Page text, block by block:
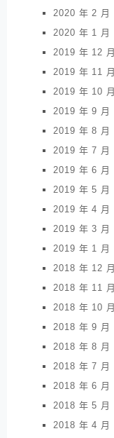
2020 年 2 月
2020 年 1 月
2019 年 12 月
2019 年 11 月
2019 年 10 月
2019 年 9 月
2019 年 8 月
2019 年 7 月
2019 年 6 月
2019 年 5 月
2019 年 4 月
2019 年 3 月
2019 年 1 月
2018 年 12 月
2018 年 11 月
2018 年 10 月
2018 年 9 月
2018 年 8 月
2018 年 7 月
2018 年 6 月
2018 年 5 月
2018 年 4 月